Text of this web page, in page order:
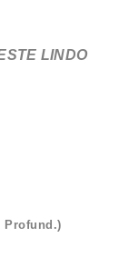
LINDO
Profund.)